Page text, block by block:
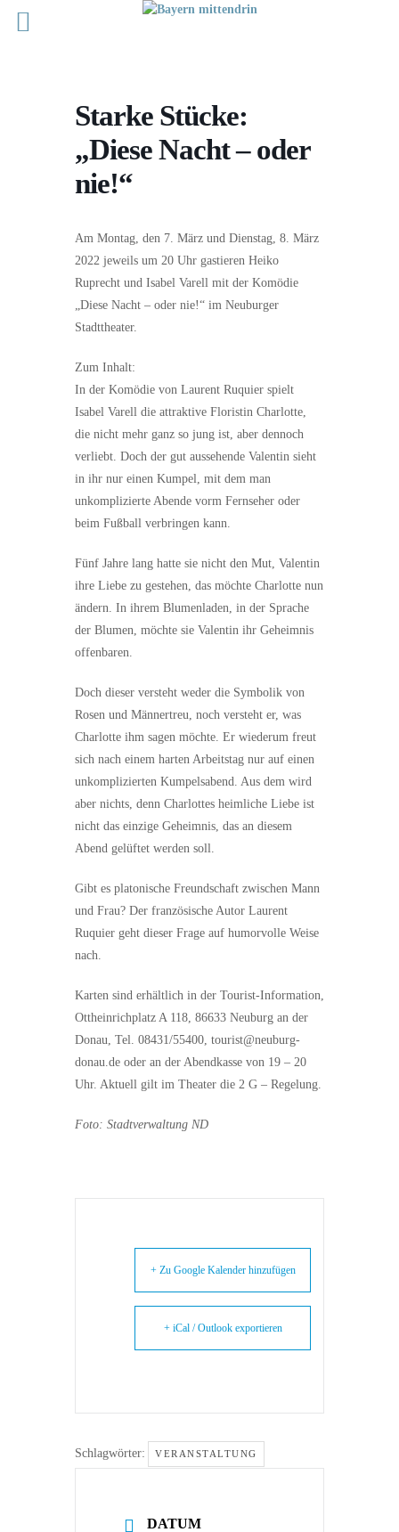
Starke Stücke:
„Diese Nacht – oder
nie!“
Am Montag, den 7. März und Dienstag, 8. März
2022 jeweils um 20 Uhr gastieren Heiko
Ruprecht und Isabel Varell mit der Komödie
„Diese Nacht – oder nie!“ im Neuburger
Stadttheater.
Zum Inhalt:
In der Komödie von Laurent Ruquier spielt
Isabel Varell die attraktive Floristin Charlotte,
die nicht mehr ganz so jung ist, aber dennoch
verliebt. Doch der gut aussehende Valentin sieht
in ihr nur einen Kumpel, mit dem man
unkomplizierte Abende vorm Fernseher oder
beim Fußball verbringen kann.
Fünf Jahre lang hatte sie nicht den Mut, Valentin
ihre Liebe zu gestehen, das möchte Charlotte nun
ändern. In ihrem Blumenladen, in der Sprache
der Blumen, möchte sie Valentin ihr Geheimnis
offenbaren.
Doch dieser versteht weder die Symbolik von
Rosen und Männertreu, noch versteht er, was
Charlotte ihm sagen möchte. Er wiederum freut
sich nach einem harten Arbeitstag nur auf einen
unkomplizierten Kumpelsabend. Aus dem wird
aber nichts, denn Charlottes heimliche Liebe ist
nicht das einzige Geheimnis, das an diesem
Abend gelüftet werden soll.
Gibt es platonische Freundschaft zwischen Mann
und Frau? Der französische Autor Laurent
Ruquier geht dieser Frage auf humorvolle Weise
nach.
Karten sind erhältlich in der Tourist-Information,
Ottheinrichplatz A 118, 86633 Neuburg an der
Donau, Tel. 08431/55400, tourist@neuburg-
donau.de oder an der Abendkasse von 19 – 20
Uhr. Aktuell gilt im Theater die 2 G – Regelung.
Foto: Stadtverwaltung ND
+ Zu Google Kalender hinzufügen
+ iCal / Outlook exportieren
Schlagwörter: VERANSTALTUNG
DATUM